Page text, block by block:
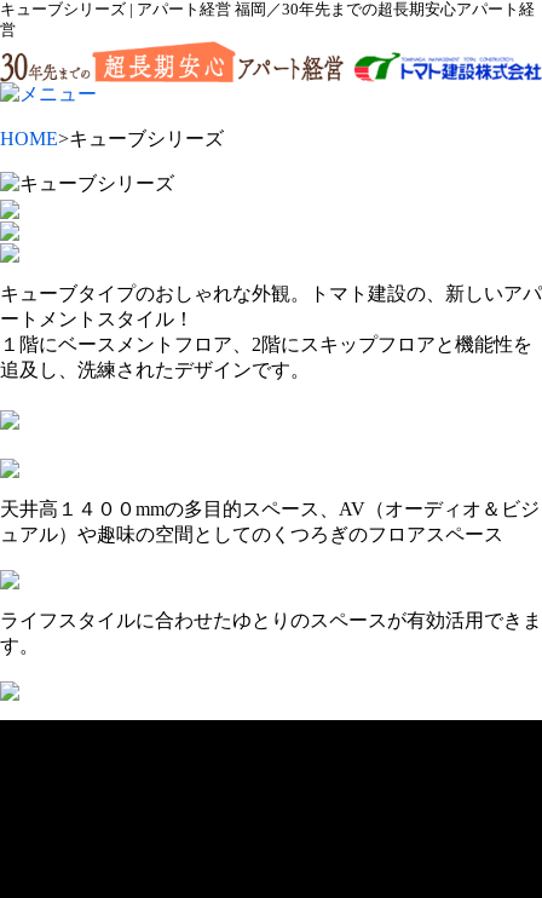
キューブシリーズ | アパート経営 福岡／30年先までの超長期安心アパート経
営
HOME>キューブシリーズ
キューブタイプのおしゃれな外観。トマト建設の、新しいアパ
ートメントスタイル！
１階にベースメントフロア、2階にスキップフロアと機能性を
追及し、洗練されたデザインです。
天井高１４００mmの多目的スペース、AV（オーディオ＆ビジ
ュアル）や趣味の空間としてのくつろぎのフロアスペース
ライフスタイルに合わせたゆとりのスペースが有効活用できま
す。